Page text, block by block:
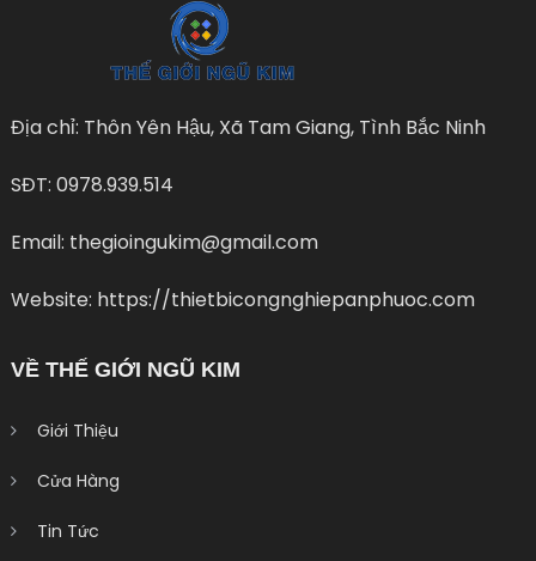
Địa chỉ: Thôn Yên Hậu, Xã Tam Giang, Tình Bắc Ninh
SĐT: 0978.939.514
Email: thegioingukim@gmail.com
Website: https://thietbicongnghiepanphuoc.com
VỀ THẾ GIỚI NGŨ KIM
Giới Thiệu
Cửa Hàng
Tin Tức